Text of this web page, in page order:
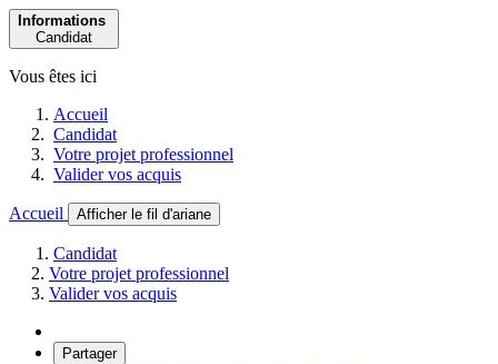
Informations
Candidat
Vous êtes ici
Accueil
Candidat
Votre projet professionnel
Valider vos acquis
Accueil Afficher le fil d'ariane
Candidat
Votre projet professionnel
Valider vos acquis
Partager